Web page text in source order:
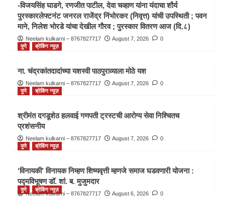
मुजुमदार
पुणे ब्रेकिंग न्यूज़
पुणे ब्रेकिंग न्यूज़
निंभोरकर (निवृत्त) यांची उपस्थिती ; पवन माने,
निलेश भोरडे यांचा देखील गौरव ; पुरस्कार वितरण
यश
-विजयसिंह घाडगे, रणजीत पाटील, देवा चव्हाण यांना यंदाचा शौर्य
पुरस्कारलेफ्टनंट जनरल राजेंद्र निंभोरकर (निवृत्त) यांची उपस्थिती ; पवन
माने, निलेश भोरडे यांचा देखील गौरव ; पुरस्कार वितरण आज (दि.८)
Neelam kulkarni – 8767827717 August 7, 2026
0
पुणे
ब्रेकिंग न्यूज़
ना. चंद्रकांतदादांच्या यशस्वी पाठपुराव्याला मोठे यश
Neelam kulkarni – 8767827717 August 7, 2026
0
पुणे
ब्रेकिंग न्यूज़
श्रीमंत दगडूशेठ हलवाई गणपती ट्रस्टची आरोग्य सेवा निश्चितच
प्रशंसनीय
Neelam kulkarni – 8767827717 August 7, 2026
0
पुणे
ब्रेकिंग न्यूज़
‘विनायकी’ विनायक निम्हण शिष्यवृत्ती म्हणजे समाज घडवणारी योजना :
पद्मविभूषण डॉ. शां. ब. मुजुमदार
Neelam kulkarni – 8767827717 August 6, 2026 0
पुणे ब्रेकिंग न्यूज़